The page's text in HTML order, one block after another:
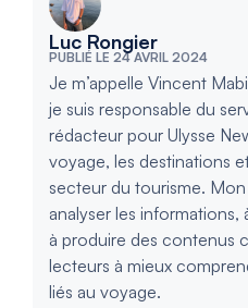
Luc Rongier
PUBLIÉ LE 24 AVRIL 2024
Je m’appelle Vincent
je suis responsable du
rédacteur pour Ulysse
voyage, les destinations
secteur du tourisme.
analyser les
à produire des contenus
lecteurs à mieux
liés au voyage.